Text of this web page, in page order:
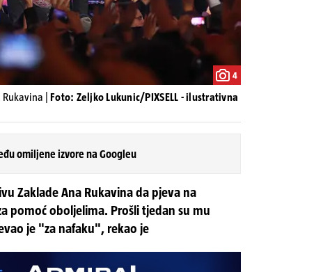
4
| Foto: Zeljko Lukunic/PIXSELL - ilustrativna
omiljene izvore na Googleu
Zaklade Ana Rukavina da pjeva na
pomoć oboljelima. Prošli tjedan su mu
je "za nafaku", rekao je